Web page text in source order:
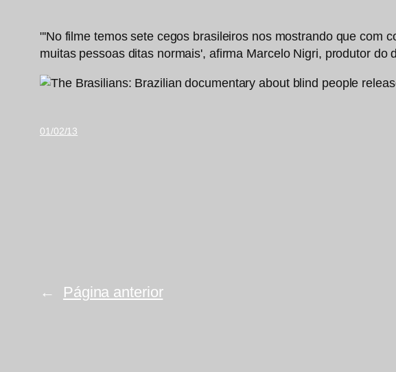
"'No filme temos sete cegos brasileiros nos mostrando que com
muitas pessoas ditas normais', afirma Marcelo Nigri, produtor do
01/02/13
← Página anterior